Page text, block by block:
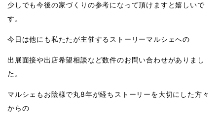
少しでも今後の家づくりの参考になって頂けますと嬉しいで
す。
今日は他にも私たたが主催するストーリーマルシェへの
出展面接や出店希望相談など数件のお問い合わせがありまし
た。
マルシェもお陰様で丸8年が経ちストーリーを大切にした方々
からの